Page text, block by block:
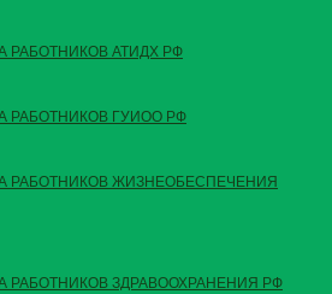
РАБОТНИКОВ АТИДХ РФ
РАБОТНИКОВ ГУИОО РФ
РАБОТНИКОВ ЖИЗНЕОБЕСПЕЧЕНИЯ
РАБОТНИКОВ ЗДРАВООХРАНЕНИЯ РФ